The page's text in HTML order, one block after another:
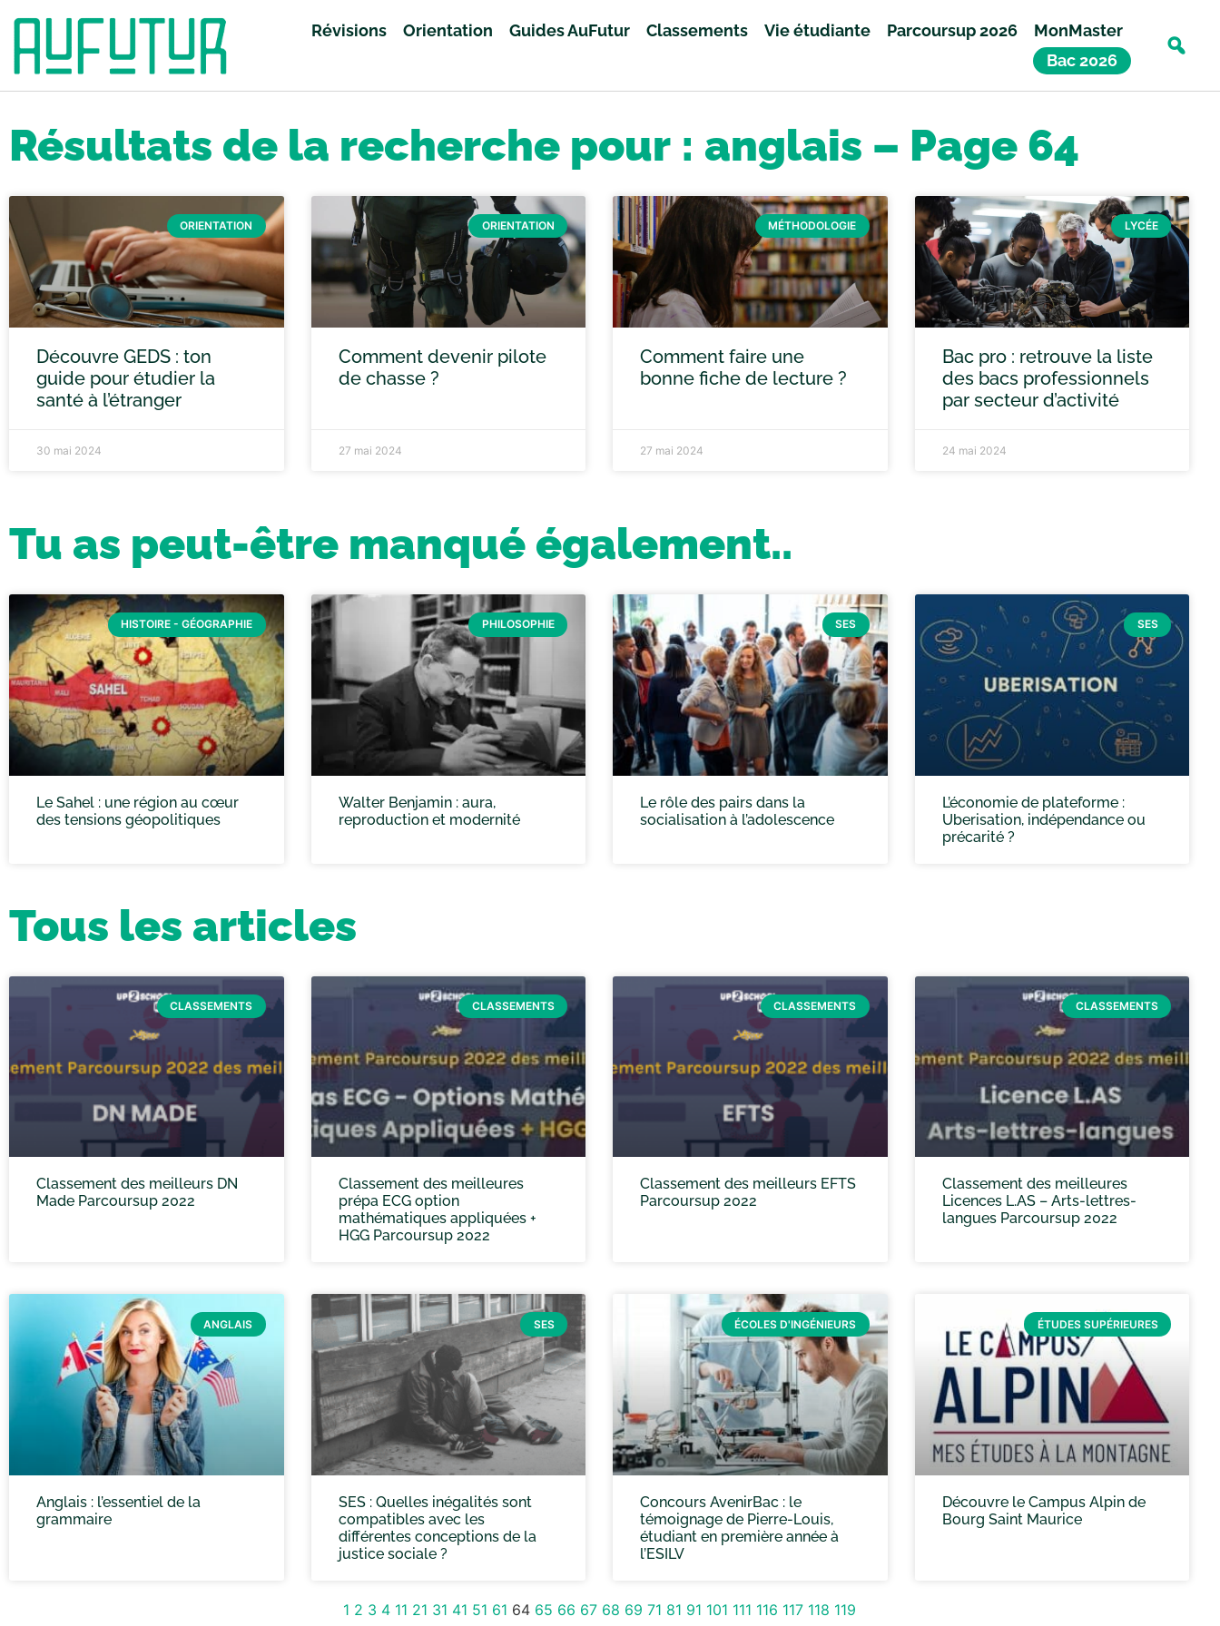
Révisions Orientation Guides AuFutur Classements Vie étudiante Parcoursup 2026
MonMaster
Bac 2026
Résultats de la recherche pour : anglais – Page 64
ORIENTATION
Découvre GEDS : ton
guide pour étudier la
santé à l’étranger
30 mai 2024
ORIENTATION
Comment devenir pilote
de chasse ?
27 mai 2024
MÉTHODOLOGIE
Comment faire une
bonne fiche de lecture ?
27 mai 2024
LYCÉE
Bac pro : retrouve la liste
des bacs professionnels
par secteur d’activité
24 mai 2024
Tu as peut-être manqué également..
HISTOIRE - GÉOGRAPHIE
Le Sahel : une région au cœur
des tensions géopolitiques
PHILOSOPHIE
Walter Benjamin : aura,
reproduction et modernité
SES
Le rôle des pairs dans la
socialisation à l’adolescence
SES
L’économie de plateforme :
Uberisation, indépendance ou
précarité ?
Tous les articles
CLASSEMENTS
Classement des meilleurs DN
Made Parcoursup 2022
CLASSEMENTS
Classement des meilleures
prépa ECG option
mathématiques appliquées +
HGG Parcoursup 2022
CLASSEMENTS
Classement des meilleurs EFTS
Parcoursup 2022
CLASSEMENTS
Classement des meilleures
Licences L.AS – Arts-lettres-
langues Parcoursup 2022
ANGLAIS
Anglais : l’essentiel de la
grammaire
SES
SES : Quelles inégalités sont
compatibles avec les
différentes conceptions de la
justice sociale ?
ÉCOLES D'INGÉNIEURS
Concours AvenirBac : le
témoignage de Pierre-Louis,
étudiant en première année à
l’ESILV
ÉTUDES SUPÉRIEURES
Découvre le Campus Alpin de
Bourg Saint Maurice
1 2 3 4 11 21 31 41 51 61 64 65 66 67 68 69 71 81 91 101 111 116 117 118 119